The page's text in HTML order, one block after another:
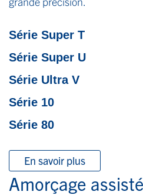
Série Super T
Série Super U
Série Ultra V
Série 10
Série 80
En savoir plus
Amorçage assisté